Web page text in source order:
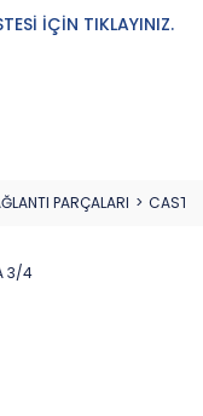
İÇİN TIKLAYINIZ.
PARÇALARI